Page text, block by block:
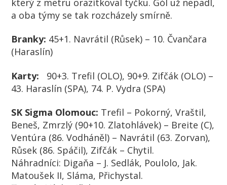
a oba týmy se tak rozcházely smírně.
Branky: 45+1. Navrátil (Růsek) – 10. Čvančara
(Haraslín)
Karty:
90+3. Trefil (OLO), 90+9. Zifčák (OLO) –
43. Haraslín (SPA), 74. P. Vydra (SPA)
SK Sigma Olomouc: Trefil – Pokorný, Vraštil,
Beneš, Zmrzlý (90+10. Zlatohlávek) – Breite (C),
Ventúra (86. Vodháněl) – Navrátil (63. Zorvan),
Růsek (86. Spáčil), Zifčák – Chytil.
Náhradníci: Digaňa – J. Sedlák, Poulolo, Jak.
Matoušek II, Sláma, Přichystal.